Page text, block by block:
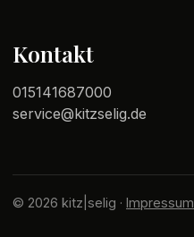
Kontakt
015141687000
service@kitzselig.de
© 2026 kitz|selig · Impressum